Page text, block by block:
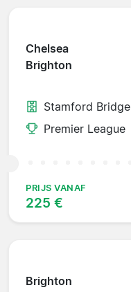
Chelsea
Brighton
Stamford Bridge
Premier League
PRIJS VANAF
225 €
Brighton